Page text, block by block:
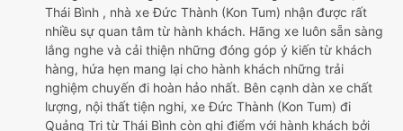
Thái Bình , nhà xe Đức Thành (Kon Tum) nhận được rất
nhiều sự quan tâm từ hành khách. Hãng xe luôn sẵn sàng
lắng nghe và cải thiện những đóng góp ý kiến từ khách
hàng, hứa hẹn mang lại cho hành khách những trải
nghiệm chuyến đi hoàn hảo nhất. Bên cạnh dàn xe chất
lượng, nội thất tiện nghi, xe Đức Thành (Kon Tum) đi
Quảng Trị từ Thái Bình còn ghi điểm với hành khách bởi